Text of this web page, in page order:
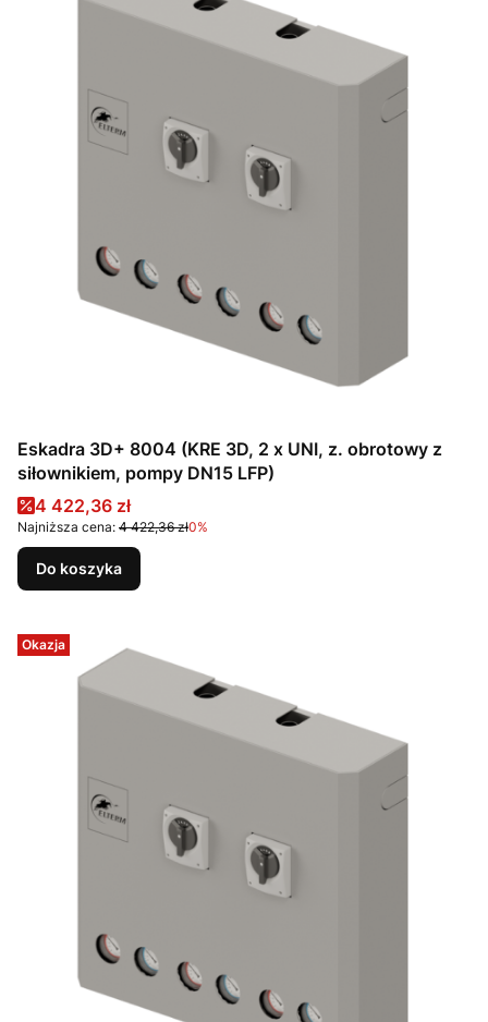
Eskadra 3D+ 8004 (KRE 3D, 2 x UNI, z. obrotowy z
siłownikiem, pompy DN15 LFP)
Cena promocyjna
4 422,36 zł
Najniższa cena: 4 422,36 zł0%
Do koszyka
Okazja